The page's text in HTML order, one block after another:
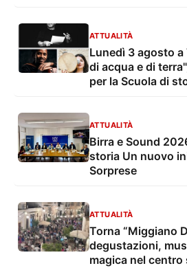
ATTUALITÀ
Lunedì 3 agosto
di acqua e di
per la Scuola di
ATTUALITÀ
Birra e Sound
storia Un nuovo
Sorprese
ATTUALITÀ
Torna “Miggiano
degustazioni,
magica nel centro